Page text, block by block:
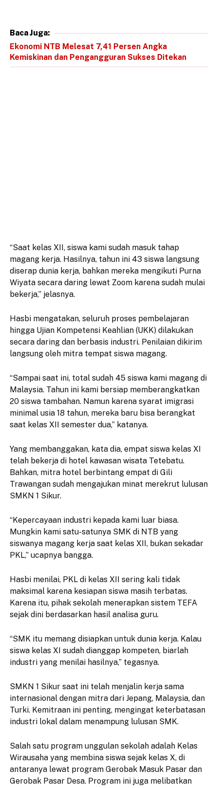
Baca Juga:
Ekonomi NTB Melesat 7,41 Persen Angka
Kemiskinan dan Pengangguran Sukses Ditekan
“Saat kelas XII, siswa kami sudah masuk tahap
magang kerja. Hasilnya, tahun ini 43 siswa langsung
diserap dunia kerja, bahkan mereka mengikuti Purna
Wiyata secara daring lewat Zoom karena sudah mulai
bekerja,” jelasnya.
Hasbi mengatakan, seluruh proses pembelajaran
hingga Ujian Kompetensi Keahlian (UKK) dilakukan
secara daring dan berbasis industri. Penilaian dikirim
langsung oleh mitra tempat siswa magang.
“Sampai saat ini, total sudah 45 siswa kami magang di
Malaysia. Tahun ini kami bersiap memberangkatkan
20 siswa tambahan. Namun karena syarat imigrasi
minimal usia 18 tahun, mereka baru bisa berangkat
saat kelas XII semester dua,” katanya.
Yang membanggakan, kata dia, empat siswa kelas XI
telah bekerja di hotel kawasan wisata Tetebatu.
Bahkan, mitra hotel berbintang empat di Gili
Trawangan sudah mengajukan minat merekrut lulusan
SMKN 1 Sikur.
“Kepercayaan industri kepada kami luar biasa.
Mungkin kami satu-satunya SMK di NTB yang
siswanya magang kerja saat kelas XII, bukan sekadar
PKL,” ucapnya bangga.
Hasbi menilai, PKL di kelas XII sering kali tidak
maksimal karena kesiapan siswa masih terbatas.
Karena itu, pihak sekolah menerapkan sistem TEFA
sejak dini berdasarkan hasil analisa guru.
“SMK itu memang disiapkan untuk dunia kerja. Kalau
siswa kelas XI sudah dianggap kompeten, biarlah
industri yang menilai hasilnya,” tegasnya.
SMKN 1 Sikur saat ini telah menjalin kerja sama
internasional dengan mitra dari Jepang, Malaysia, dan
Turki. Kemitraan ini penting, mengingat keterbatasan
industri lokal dalam menampung lulusan SMK.
Salah satu program unggulan sekolah adalah Kelas
Wirausaha yang membina siswa sejak kelas X, di
antaranya lewat program Gerobak Masuk Pasar dan
Gerobak Pasar Desa. Program ini juga melibatkan